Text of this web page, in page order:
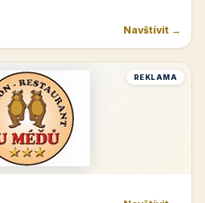
Navštívit →
REKLAMA